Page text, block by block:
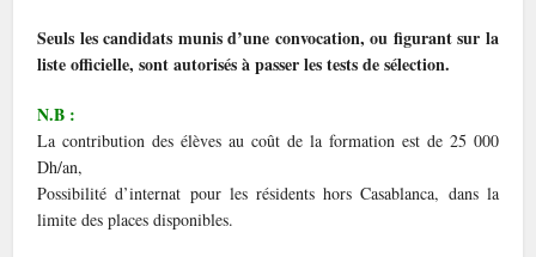
Seuls les candidats munis d’une convocation, ou figurant sur la
liste officielle, sont autorisés à passer les tests de sélection.
N.B :
La contribution des élèves au coût de la formation est de 25 000
Dh/an,
Possibilité d’internat pour les résidents hors Casablanca, dans la
limite des places disponibles.